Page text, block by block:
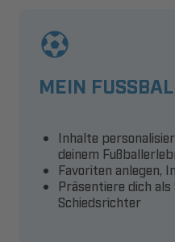
MEIN
Inhalte
deinem
Favoriten anlegen,
Präsentiere dich
Schiedsrichter